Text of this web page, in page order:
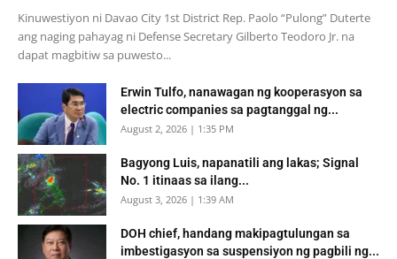
Kinuwestiyon ni Davao City 1st District Rep. Paolo “Pulong” Duterte
ang naging pahayag ni Defense Secretary Gilberto Teodoro Jr. na
dapat magbitiw sa puwesto...
Erwin Tulfo, nanawagan ng kooperasyon sa
electric companies sa pagtanggal ng...
August 2, 2026 | 1:35 PM
Bagyong Luis, napanatili ang lakas; Signal
No. 1 itinaas sa ilang...
August 3, 2026 | 1:39 AM
DOH chief, handang makipagtulungan sa
imbestigasyon sa suspensiyon ng pagbili ng...